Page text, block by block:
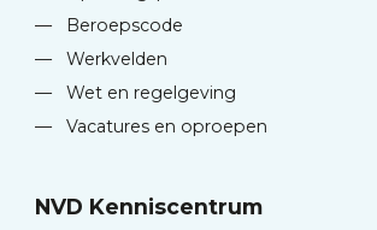
—
Beroepscode
—
Werkvelden
—
Wet en regelgeving
—
Vacatures en oproepen
NVD Kenniscentrum